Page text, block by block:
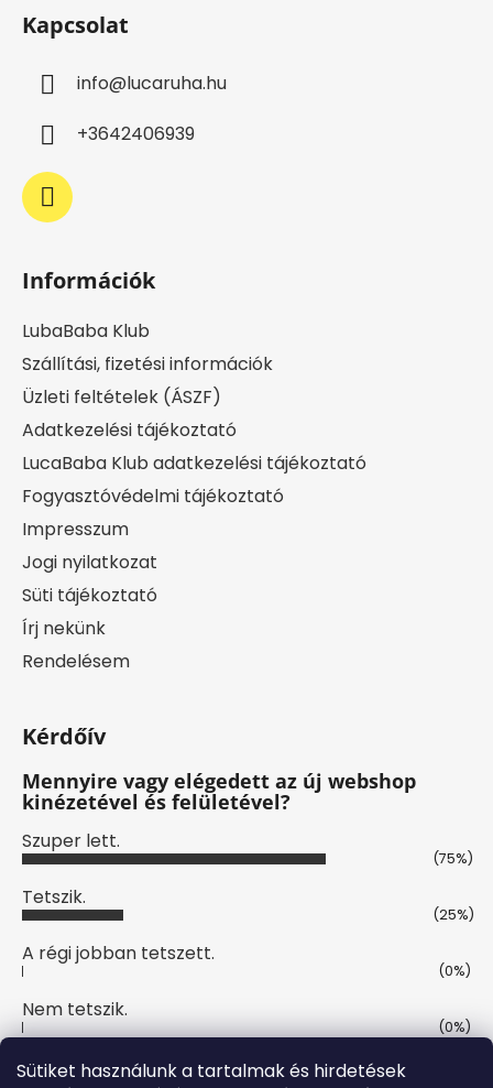
Sütiket használunk a tartalmak és hirdetések
Kapcsolat
info@lucaruha.hu
+3642406939
Információk
LubaBaba Klub
Szállítási, fizetési információk
Üzleti feltételek (ÁSZF)
Adatkezelési tájékoztató
LucaBaba Klub adatkezelési tájékoztató
Fogyasztóvédelmi tájékoztató
Impresszum
Jogi nyilatkozat
Süti tájékoztató
Írj nekünk
Rendelésem
Kérdőív
Mennyire vagy elégedett az új webshop
kinézetével és felületével?
Szuper lett.
(75%)
Tetszik.
(25%)
A régi jobban tetszett.
(0%)
Nem tetszik.
(0%)
Szavazatok száma:4